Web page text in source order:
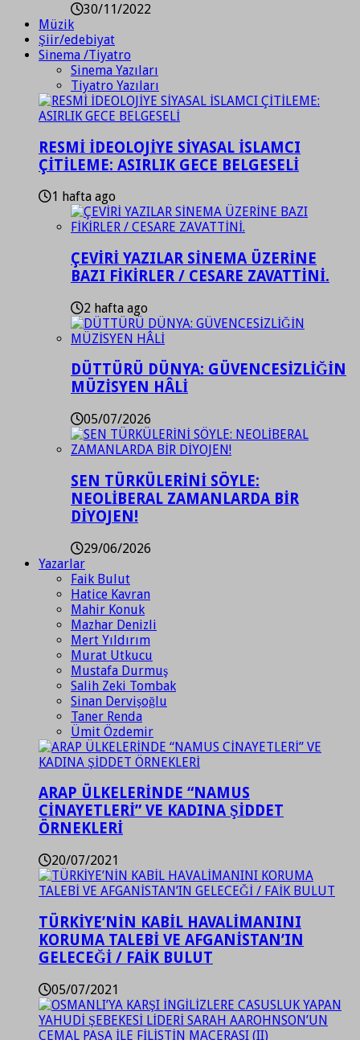
30/11/2022
Müzik
Şiir/edebiyat
Sinema /Tiyatro
Sinema Yazıları
Tiyatro Yazıları
RESMİ İDEOLOJİYE SİYASAL İSLAMCI
ÇİTİLEME: ASIRLIK GECE BELGESELİ
1 hafta ago
ÇEVİRİ YAZILAR SİNEMA ÜZERİNE
BAZI FİKİRLER / CESARE ZAVATTİNİ.
2 hafta ago
DÜTTÜRÜ DÜNYA: GÜVENCESİZLİĞİN
MÜZİSYEN HÂLİ
05/07/2026
SEN TÜRKÜLERİNİ SÖYLE:
NEOLİBERAL ZAMANLARDA BİR
DİYOJEN!
29/06/2026
Yazarlar
Faik Bulut
Hatice Kavran
Mahir Konuk
Mazhar Denizli
Mert Yıldırım
Murat Utkucu
Mustafa Durmuş
Salih Zeki Tombak
Sinan Dervişoğlu
Taner Renda
Ümit Özdemir
ARAP ÜLKELERİNDE “NAMUS
CİNAYETLERİ” VE KADINA ŞİDDET
ÖRNEKLERİ
20/07/2021
TÜRKİYE’NİN KABİL HAVALİMANINI
KORUMA TALEBİ VE AFGANİSTAN’IN
GELECEĞİ / FAİK BULUT
05/07/2021